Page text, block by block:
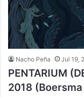
Nacho Peña Jul 19,
PENTARIUM
2018